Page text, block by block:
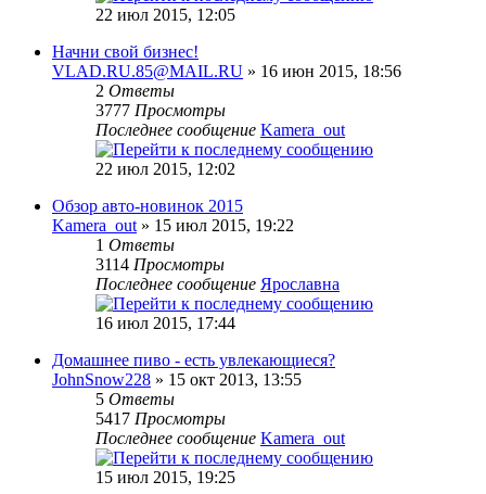
22 июл 2015, 12:05
Начни свой бизнес!
VLAD.RU.85@MAIL.RU » 16 июн 2015, 18:56
2 Ответы
3777 Просмотры
Последнее сообщение Kamera_out
22 июл 2015, 12:02
Обзор авто-новинок 2015
Kamera_out » 15 июл 2015, 19:22
1 Ответы
3114 Просмотры
Последнее сообщение Ярославна
16 июл 2015, 17:44
Домашнее пиво - есть увлекающиеся?
JohnSnow228 » 15 окт 2013, 13:55
5 Ответы
5417 Просмотры
Последнее сообщение Kamera_out
15 июл 2015, 19:25